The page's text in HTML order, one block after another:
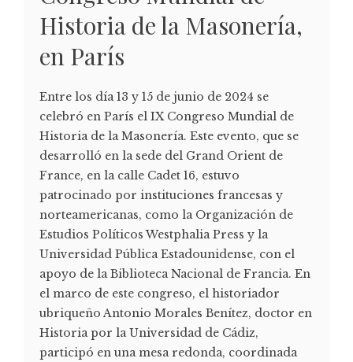
Historia de la Masonería,
en París
Entre los día 13 y 15 de junio de 2024 se
celebró en París el IX Congreso Mundial de
Historia de la Masonería. Este evento, que se
desarrolló en la sede del Grand Orient de
France, en la calle Cadet 16, estuvo
patrocinado por instituciones francesas y
norteamericanas, como la Organización de
Estudios Políticos Westphalia Press y la
Universidad Pública Estadounidense, con el
apoyo de la Biblioteca Nacional de Francia. En
el marco de este congreso, el historiador
ubriqueño Antonio Morales Benítez, doctor en
Historia por la Universidad de Cádiz,
participó en una mesa redonda, coordinada